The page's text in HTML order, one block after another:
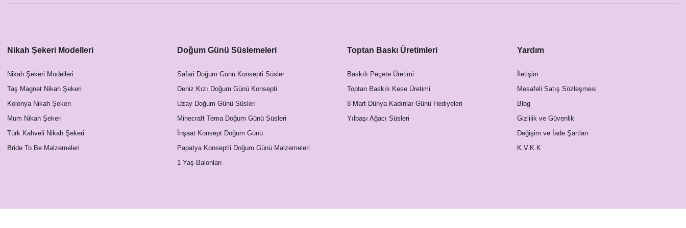
Nikah Şekeri Modelleri
Nikah Şekeri Modelleri
Taş Magnet Nikah Şekeri
Kolonya Nikah Şekeri
Mum Nikah Şekeri
Türk Kahveli Nikah Şekeri
Bride To Be Malzemeleri
Doğum Günü Süslemeleri
Safari Doğum Günü Konsepti Süsler
Deniz Kızı Doğum Günü Konsepti
Uzay Doğum Günü Süsleri
Minecraft Tema Doğum Günü Süsleri
İnşaat Konsept Doğum Günü
Papatya Konseptli Doğum Günü Malzemeleri
1 Yaş Balonları
Toptan Baskı Üretimleri
Baskılı Peçete Üretimi
Toptan Baskılı Kese Üretimi
8 Mart Dünya Kadınlar Günü Hediyeleri
Yılbaşı Ağacı Süsleri
Yardım
İletişim
Mesafeli Satış Sözleşmesi
Blog
Gizlilik ve Güvenlik
Değişim ve İade Şartları
K.V.K.K